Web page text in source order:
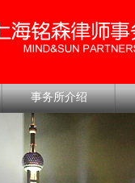
事务所介绍